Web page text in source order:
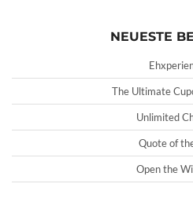
NEUESTE
The Ultimate
Unlimited
Quote of
Open the